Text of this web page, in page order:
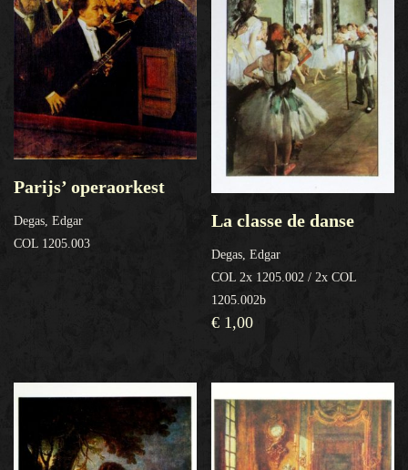
Parijs’ operaorkest
Degas, Edgar
COL 1205.003
La classe de danse
Degas, Edgar
COL 2x 1205.002 / 2x COL
1205.002b
€ 1,00